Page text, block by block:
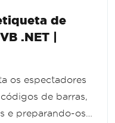
de
.NET |
os espectadores
de barras,
e preparando-os